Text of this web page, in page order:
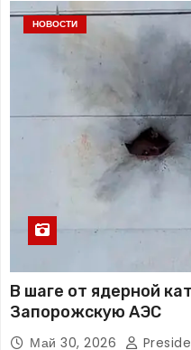
НОВОСТИ
В шаге от ядерной
Запорожскую АЭС
Май 30, 2026